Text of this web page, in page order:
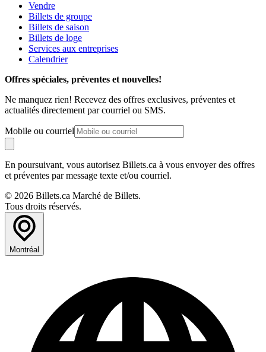
Vendre
Billets de groupe
Billets de saison
Billets de loge
Services aux entreprises
Calendrier
Offres spéciales, préventes et nouvelles!
Ne manquez rien! Recevez des offres exclusives, préventes et
actualités directement par courriel ou SMS.
Mobile ou courriel
En poursuivant, vous autorisez Billets.ca à vous envoyer des offres
et préventes par message texte et/ou courriel.
© 2026 Billets.ca Marché de Billets.
Tous droits réservés.
Montréal